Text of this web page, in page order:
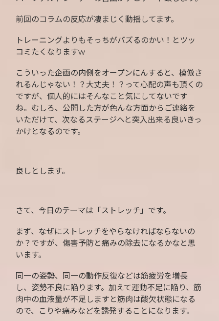
前回のコラムの反応が凄まじく動揺してます。
トレーニングよりもそっちがバズるのかい！とツッ
コミたくなりますw
こういった企画の内側をオープンにんすると、模倣さ
れるんじゃない！？大丈夫！？って心配の声も頂くの
ですが、個人的にはそんなこと気にしてないです
ね。むしろ、公開した方が色んな方面からご連絡を
いただけて、次なるステージへと突入出来る良いきっ
かけとなるのです。
良しとします。
さて、今日のテーマは「ストレッチ」です。
まず、なぜにストレッチをやらなければならないの
か？ですが、傷害予防と痛みの除去になるかなと思
います。
同一の姿勢、同一の動作反復などは筋疲労を増長
し、姿勢不良に陥ります。加えて運動不足に陥り、筋
肉中の血液量が不足しますと筋肉は酸欠状態になる
ので、こりや痛みなどを誘発することになります。